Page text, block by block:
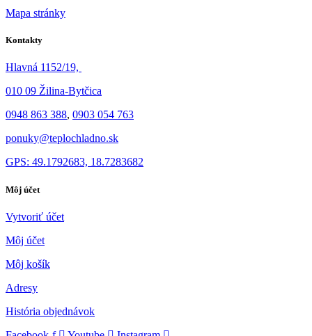
Mapa stránky
Kontakty
Hlavná 1152/19,
010 09 Žilina-Bytčica
0948 863 388, 0903 054 763
ponuky@teplochladno.sk
GPS: 49.1792683, 18.7283682
Môj účet
Vytvoriť účet
Môj účet
Môj košík
Adresy
História objednávok